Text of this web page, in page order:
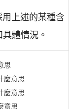
上述的某種含
體情況。
思
麼意思
麼意思
意思